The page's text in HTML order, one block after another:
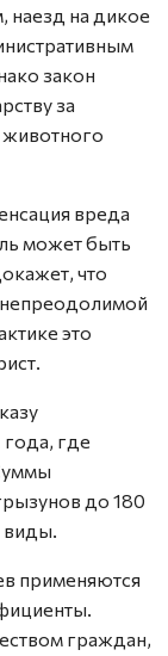
наезд на дикое
закон
за
вреда
может быть
что
это
где
до 180
виды.
применяются
граждан,